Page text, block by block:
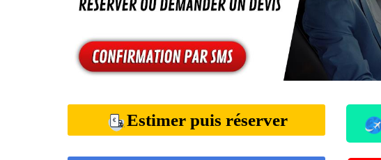
Estimer puis réserver